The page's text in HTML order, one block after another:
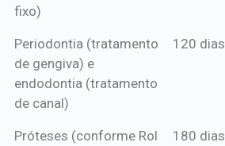
fixo)
Periodontia (tratamento
de gengiva) e
endodontia (tratamento
de canal)
120 dias
Próteses (conforme Rol
180 dias